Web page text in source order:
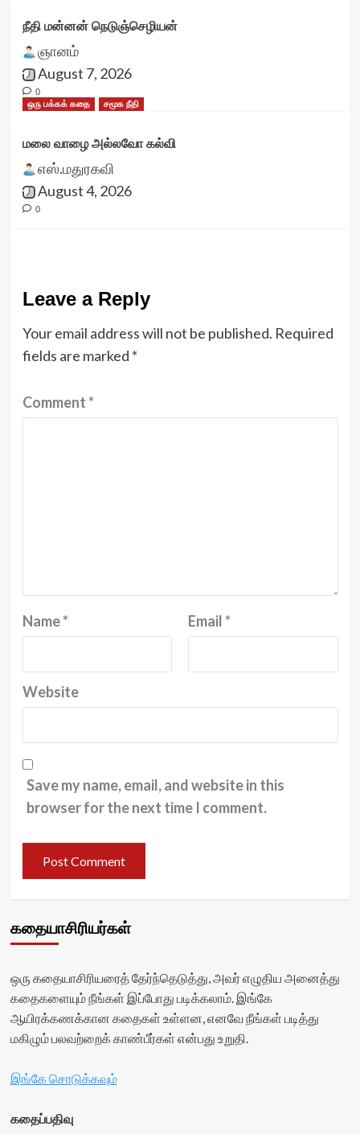
நீதி மன்னன் நெடுஞ்செழியன்
ஞானம்
August 7, 2026
0
ஒரு பக்கக் கதை
சமூக நீதி
மலை வாழை அல்லவோ கல்வி
எஸ்.மதுரகவி
August 4, 2026
0
Leave a Reply
Your email address will not be published. Required
fields are marked *
Comment*
Name* Email*
Website
Save my name, email, and website in this
browser for the next time I comment.
கதையாசிரியர்கள்
ஒரு கதையாசிரியரைத் தேர்ந்தெடுத்து, அவர் எழுதிய அனைத்து
கதைகளையும் நீங்கள் இப்போது படிக்கலாம். இங்கே
ஆயிரக்கணக்கான கதைகள் உள்ளன, எனவே நீங்கள் படித்து
மகிழும் பலவற்றைக் காண்பீர்கள் என்பது உறுதி.
இங்கே சொடுக்கவும்
கதைப்பதிவு